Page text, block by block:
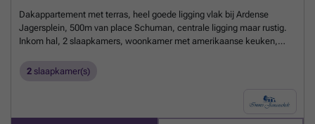
Dakappartement met terras, heel goede ligging vlak bij Ardense
Jagersplein, 500m van place Schuman, centrale ligging maar rustig.
Inkom hal, 2 slaapkamers, woonkamer met amerikaanse keuken,
gelijkvloers, eigen verwarming op gas, EPC: E. Voor meer informatie
2 slaapkamer(s)